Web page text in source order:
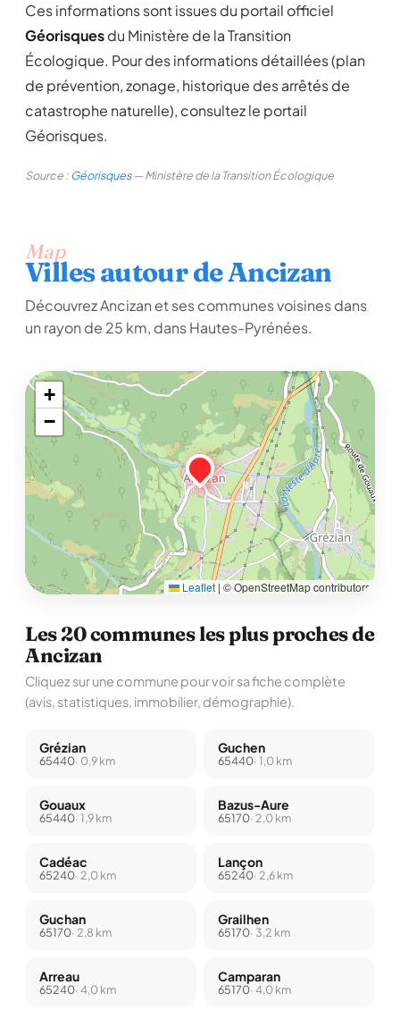
Ces informations sont issues du portail officiel
Géorisquesdu Ministère de la Transition
Écologique. Pour des informations détaillées (plan
de prévention, zonage, historique des arrêtés de
catastrophe naturelle), consultez le portail
Géorisques.
Source :Géorisques— Ministère de la Transition Écologique
Map
Villes autour de Ancizan
Découvrez Ancizan et ses communes voisines dans
un rayon de 25 km, dans Hautes-Pyrénées.
+
−
Leaflet | © OpenStreetMap contributors
Les 20 communes les plus proches de
Ancizan
Cliquez sur une commune pour voir sa fiche complète
(avis, statistiques, immobilier, démographie).
Grézian
65440· 0,9 km
Guchen
65440· 1,0 km
Gouaux
65440· 1,9 km
Bazus-Aure
65170· 2,0 km
Cadéac
65240· 2,0 km
Lançon
65240· 2,6 km
Guchan
65170· 2,8 km
Grailhen
65170· 3,2 km
Arreau
65240· 4,0 km
Camparan
65170· 4,0 km